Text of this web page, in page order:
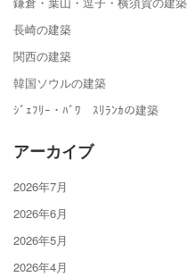
長崎の建築
関西の建築
韓国ソウルの建築
ｼﾞｪﾌﾘｰ・ﾊﾞﾜ ｽﾘﾗﾝｶの建築
アーカイブ
2026年7月
2026年6月
2026年5月
2026年4月